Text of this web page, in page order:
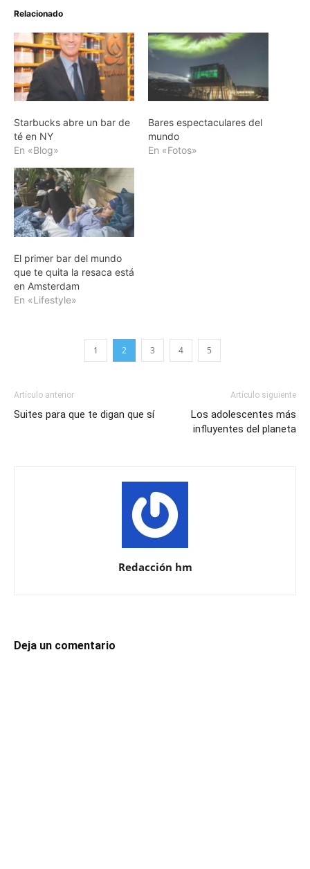
Relacionado
Starbucks abre un bar de
té en NY
En «Blog»
Bares espectaculares del
mundo
En «Fotos»
El primer bar del mundo
que te quita la resaca está
en Amsterdam
En «Lifestyle»
1 2 3 4 5
Artículo anterior
Suites para que te digan que sí
Artículo siguiente
Los adolescentes más
influyentes del planeta
Redacción hm
Deja un comentario